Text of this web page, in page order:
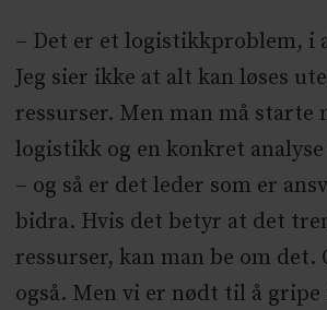
– Det er et logistikkproblem, i
Jeg sier ikke at alt kan løses
ressurser. Men man må starte
logistikk og en konkret analyse
– og så er det leder som er
bidra. Hvis det betyr at det
ressurser, kan man be om det.
også. Men vi er nødt til å